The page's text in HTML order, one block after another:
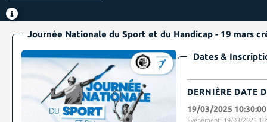
Dates &
DERNIÈRE DATE
19/03/2025 10:30:00
Événement: 19/03/2025